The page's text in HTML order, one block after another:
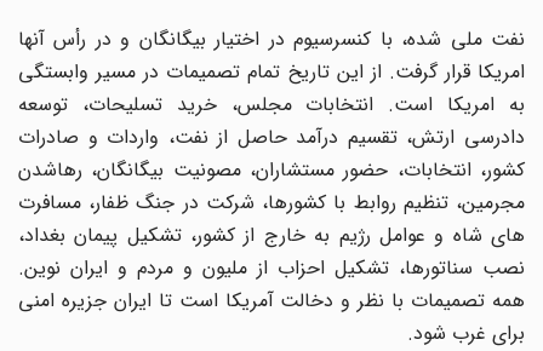
نفت ملی شده، با کنسرسیوم در اختیار بیگانگان و در رأس آنها
امریکا قرار گرفت. از این تاریخ تمام تصمیمات در مسیر وابستگی
به امریکا است. انتخابات مجلس، خرید تسلیحات، توسعه
دادرسی ارتش، تقسیم درآمد حاصل از نفت، واردات و صادرات
کشور، انتخابات، حضور مستشاران، مصونیت بیگانگان، رهاشدن
مجرمین، تنظیم روابط با کشورها، شرکت در جنگ ظفار، مسافرت
های شاه و عوامل رژیم به خارج از کشور، تشکیل پیمان بغداد،
نصب سناتورها، تشکیل احزاب از ملیون و مردم و ایران نوین.
همه تصمیمات با نظر و دخالت آمریکا است تا ایران جزیره امنی
برای غرب شود.